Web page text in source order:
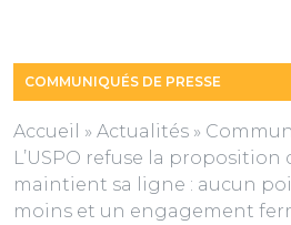
COMMUNIQUÉS DE PRESSE
Accueil » Actualités »
L’USPO refuse la
maintient sa ligne : aucun
moins et un engagement